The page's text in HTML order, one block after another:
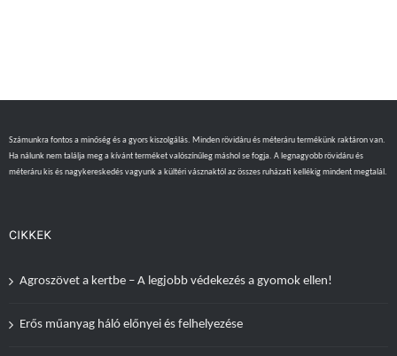
Számunkra fontos a minőség és a gyors kiszolgálás. Minden rövidáru és méteráru termékünk raktáron van.
Ha nálunk nem találja meg a kívánt terméket valószínűleg máshol se fogja. A legnagyobb rövidáru és
méteráru kis és nagykereskedés vagyunk a kültéri vásznaktól az összes ruházati kellékig mindent megtalál.
CIKKEK
Agroszövet a kertbe – A legjobb védekezés a gyomok ellen!
Erős műanyag háló előnyei és felhelyezése